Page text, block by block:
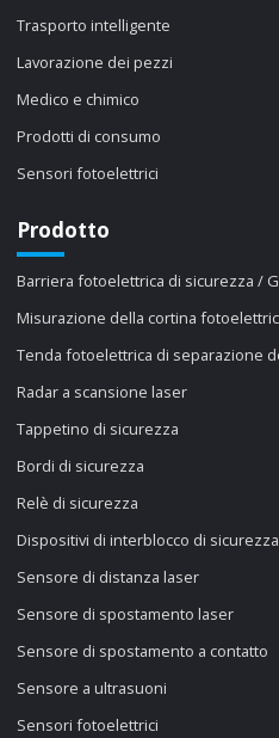
Trasporto intelligente
Lavorazione dei pezzi
Medico e chimico
Prodotti di consumo
Sensori fotoelettrici
Prodotto
Barriera fotoelettrica di sicurezza /
Misurazione della cortina
Tenda fotoelettrica di separazione
Radar a scansione laser
Tappetino di sicurezza
Bordi di sicurezza
Relè di sicurezza
Dispositivi di interblocco di sicurezza
Sensore di distanza laser
Sensore di spostamento laser
Sensore di spostamento a contatto
Sensore a ultrasuoni
Sensori fotoelettrici